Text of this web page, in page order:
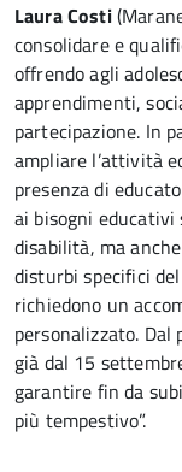
Laura Costi
consolidare e
offrendo agli
apprendimenti,
partecipazione. In
ampliare l’attività
presenza di
ai bisogni educativi
disabilità, ma
disturbi specifici
richiedono un
personalizzato. Dal
già dal 15
garantire fin da
più tempestivo”.